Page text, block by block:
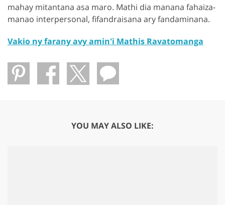
mahay mitantana asa maro. Mathi dia manana fahaiza-
manao interpersonal, fifandraisana ary fandaminana.
Vakio ny farany avy amin'i Mathis Ravatomanga
YOU MAY ALSO LIKE: